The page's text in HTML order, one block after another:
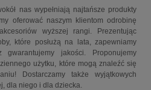
nas wypełniają najtańsze produkty
oferować naszym klientom odrobinę
wyższej rangi. Prezentując
które posłużą na lata, zapewniamy
jakości. Proponujemy
użytku, które mogą znaleźć się
Dostarczamy także wyjątkowych
dla niego i dla dziecka.